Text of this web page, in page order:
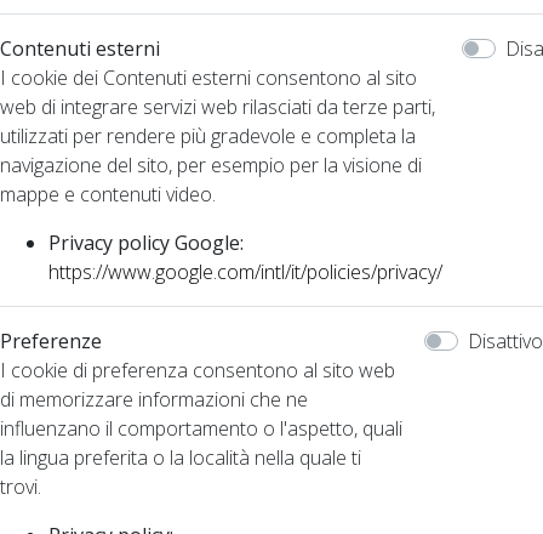
Contenuti esterni
I cookie dei Contenuti esterni consentono al sito
web di integrare servizi web rilasciati da terze parti,
utilizzati per rendere più gradevole e completa la
navigazione del sito, per esempio per la visione di
mappe e contenuti video.
Privacy policy Google:
https://www.google.com/intl/it/policies/privacy/
Preferenze
I cookie di preferenza consentono al sito web
di memorizzare informazioni che ne
influenzano il comportamento o l'aspetto, quali
la lingua preferita o la località nella quale ti
trovi.
Disattivo